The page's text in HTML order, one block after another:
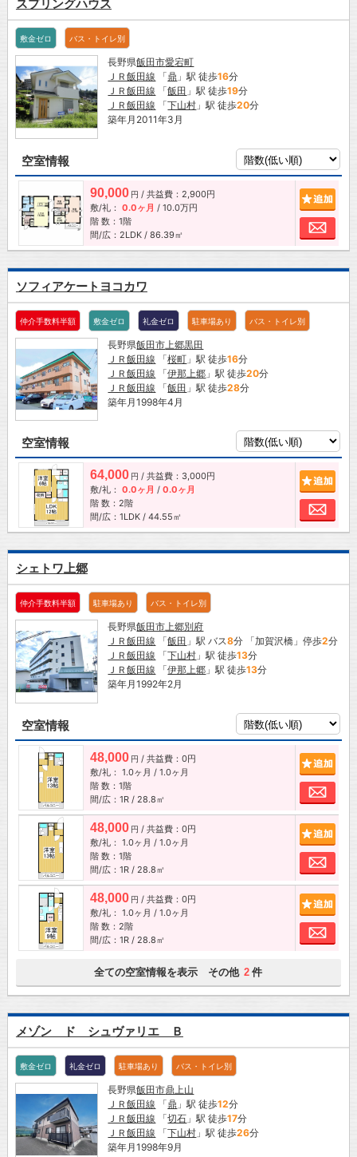
スプリングハウス
敷金ゼロ バス・トイレ別
長野県飯田市愛宕町
ＪＲ飯田線 「鼎 」駅 徒歩16分
ＪＲ飯田線 「飯田 」駅 徒歩19分
ＪＲ飯田線 「下山村 」駅 徒歩20分
築年月2011年3月
空室情報
90,000 円 / 共益費：2,900円
敷/礼： 0.0ヶ月 / 10.0万円
階 数：1階
間/広：2LDK / 86.39㎡
お
ソフィアケートヨコカワ
仲介手数料半額 敷金ゼロ 礼金ゼロ 駐車場あり バス・トイレ別
長野県飯田市 上郷黒田
ＪＲ飯田線 「桜町 」駅 徒歩16分
ＪＲ飯田線 「伊那上郷 」駅 徒歩20分
ＪＲ飯田線 「飯田 」駅 徒歩28分
築年月1998年4月
空室情報
64,000 円 / 共益費：3,000円
敷/礼： 0.0ヶ月 / 0.0ヶ月
階 数：2階
間/広：1LDK / 44.55㎡
お
シェトワ上郷
仲介手数料半額 駐車場あり バス・トイレ別
長野県飯田市上郷別府
ＪＲ飯田線 「飯田 」駅 バス8分 「加賀沢橋」停歩2分
ＪＲ飯田線 「下山村 」駅 徒歩13分
ＪＲ飯田線 「伊那上郷 」駅 徒歩13分
築年月1992年2月
空室情報
48,000 円 / 共益費：0円
敷/礼： 1.0ヶ月 / 1.0ヶ月
階 数：1階
間/広：1R / 28.8㎡
お
48,000 円 / 共益費：0円
敷/礼： 1.0ヶ月 / 1.0ヶ月
階 数：1階
間/広：1R / 28.8㎡
お
48,000 円 / 共益費：0円
敷/礼： 1.0ヶ月 / 1.0ヶ月
階 数：2階
間/広：1R / 28.8㎡
お
全ての空室情報を表示 その他 2 件
メゾン ド シュヴァリエ Ｂ
敷金ゼロ 礼金ゼロ 駐車場あり バス・トイレ別
長野県飯田市鼎上山
ＪＲ飯田線 「鼎 」駅 徒歩12分
ＪＲ飯田線 「切石 」駅 徒歩17分
ＪＲ飯田線 「下山村 」駅 徒歩26分
築年月1998年9月